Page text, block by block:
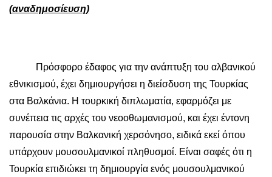
(αναδημοσίευση)
Πρόσφορο έδαφος για την ανάπτυξη του αλβανικού
εθνικισμού, έχει δημιουργήσει η διείσδυση της Τουρκίας
στα Βαλκάνια. Η τουρκική διπλωματία, εφαρμόζει με
συνέπεια τις αρχές του νεοοθωμανισμού, και έχει έντονη
παρουσία στην Βαλκανική χερσόνησο, ειδικά εκεί όπου
υπάρχουν μουσουλμανικοί πληθυσμοί. Είναι σαφές ότι η
Τουρκία επιδιώκει τη δημιουργία ενός μουσουλμανικού